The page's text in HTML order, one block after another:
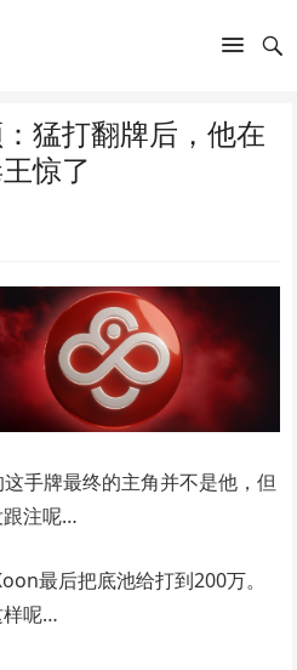
猛打翻牌后，他在
惊了
手牌最终的主角并不是他，但
跟注呢…
最后把底池给打到200万。
样呢…